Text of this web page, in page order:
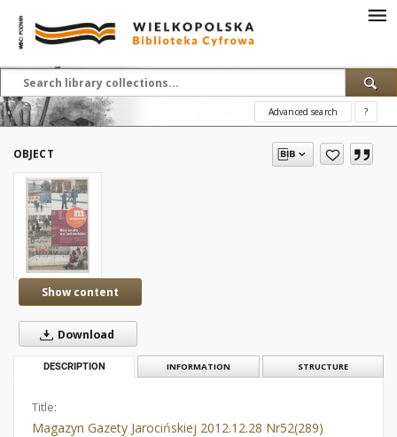
Advanced search ?
OBJECT
Show content
Download
DESCRIPTION INFORMATION STRUCTURE
Title:
Magazyn Gazety Jarocińskiej 2012.12.28 Nr52(289)